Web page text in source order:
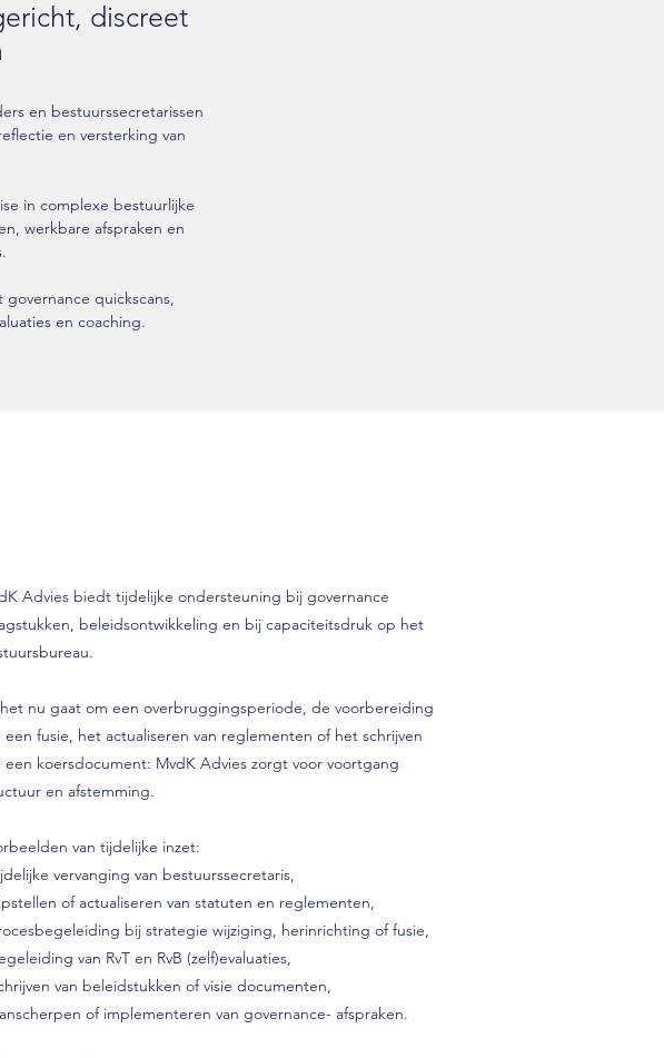
discreet
en bestuurssecretarissen
en versterking van
in complexe bestuurlijke
werkbare afspraken en
quickscans,
en coaching.
Advies biedt tijdelijke ondersteuning bij governance
beleidsontwikkeling en bij capaciteitsdruk op het
nu gaat om een overbruggingsperiode, de voorbereiding
een fusie, het actualiseren van reglementen of het schrijven
een koersdocument: MvdK Advies zorgt voor voortgang
en afstemming.
van tijdelijke inzet:
vervanging van bestuurssecretaris,
of actualiseren van statuten en reglementen,
bij strategie wijziging, herinrichting of fusie,
van RvT en RvB (zelf)evaluaties,
van beleidstukken of visie documenten,
of implementeren van governance- afspraken.